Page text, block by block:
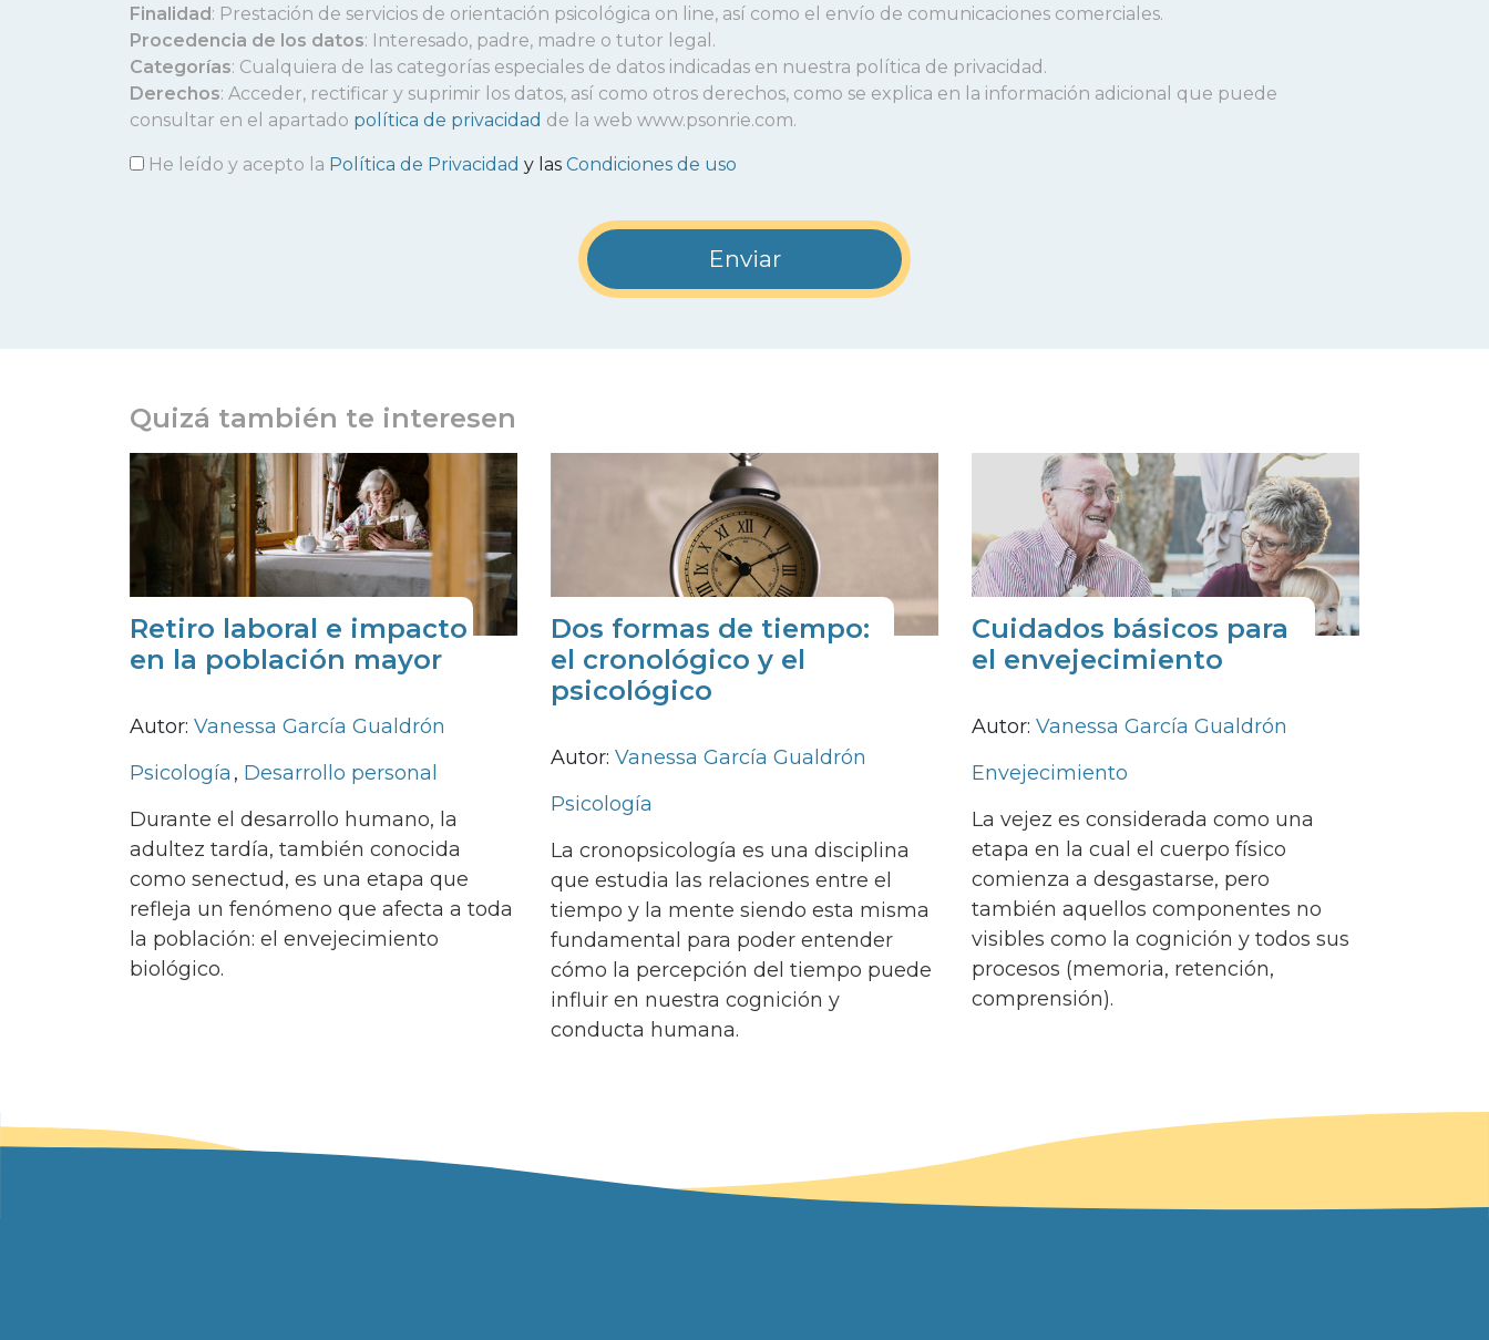
Finalidad: Prestación de servicios de orientación psicológica on line, así como el envío de comunicaciones comerciales.
Procedencia de los datos: Interesado, padre, madre o tutor legal.
Categorías: Cualquiera de las categorías especiales de datos indicadas en nuestra política de privacidad.
Derechos: Acceder, rectificar y suprimir los datos, así como otros derechos, como se explica en la información adicional que puede
consultar en el apartado política de privacidad de la web www.psonrie.com.
He leído y acepto la Política de Privacidad y las Condiciones de uso
Quizá también te interesen
Retiro laboral e impacto
en la población mayor
Autor: Vanessa García Gualdrón
Psicología, Desarrollo personal
Durante el desarrollo humano, la
adultez tardía, también conocida
como senectud, es una etapa que
refleja un fenómeno que afecta a toda
la población: el envejecimiento
biológico.
Dos formas de tiempo:
el cronológico y el
psicológico
Autor: Vanessa García Gualdrón
Psicología
La cronopsicología es una disciplina
que estudia las relaciones entre el
tiempo y la mente siendo esta misma
fundamental para poder entender
cómo la percepción del tiempo puede
influir en nuestra cognición y
conducta humana.
Cuidados básicos para
el envejecimiento
Autor: Vanessa García Gualdrón
Envejecimiento
La vejez es considerada como una
etapa en la cual el cuerpo físico
comienza a desgastarse, pero
también aquellos componentes no
visibles como la cognición y todos sus
procesos (memoria, retención,
comprensión).